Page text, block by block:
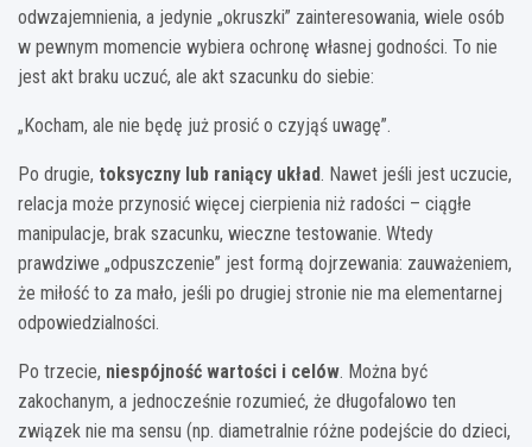
odwzajemnienia, a jedynie „okruszki” zainteresowania, wiele osób
w pewnym momencie wybiera ochronę własnej godności. To nie
jest akt braku uczuć, ale akt szacunku do siebie:
„Kocham, ale nie będę już prosić o czyjąś uwagę”.
Po drugie, toksyczny lub raniący układ. Nawet jeśli jest uczucie,
relacja może przynosić więcej cierpienia niż radości – ciągłe
manipulacje, brak szacunku, wieczne testowanie. Wtedy
prawdziwe „odpuszczenie” jest formą dojrzewania: zauważeniem,
że miłość to za mało, jeśli po drugiej stronie nie ma elementarnej
odpowiedzialności.
Po trzecie, niespójność wartości i celów. Można być
zakochanym, a jednocześnie rozumieć, że długofalowo ten
związek nie ma sensu (np. diametralnie różne podejście do dzieci,